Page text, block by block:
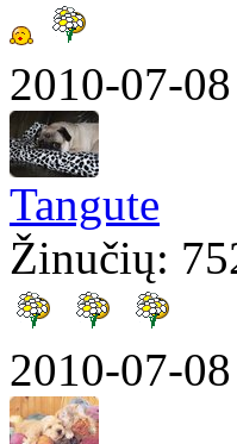
2010-07-
Tangute
Žinučių:
2010-07-